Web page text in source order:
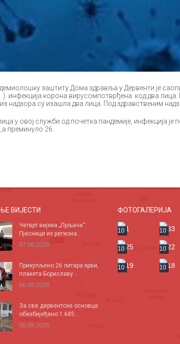
заштиту Дома здравља у Дервенти је
инфекција корона вирусомпотврђена код два лица.
надзора су изашла два лица. Под здравственим
у овој служби од почетка пандемије, инфекција је
преминуло 26.
ВИЈЕСТИ
Четврт вијека „Прљаче“:
Пјесници из региона...
07.08.2026
Прикупљено 26 литара крви,
плакета Бориславу...
06.08.2026
За све дервентске основце
обезбијеђено 1.685...
06.08.2026
ФОТОГАЛЕРИЈА
10 10
10 10
10 10